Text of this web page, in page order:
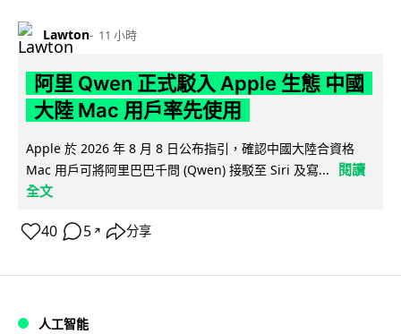
Lawton 11 小時
阿里 Qwen 正式駁入 Apple 生態 中國
大陸 Mac 用戶率先使用
Apple 於 2026 年 8 月 8 日公布指引，確認中國大陸合資格
Mac 用戶可將阿里巴巴千問 (Qwen) 接駁至 Siri 及寫...
閱讀
全文
40 5 ↗ 分享
人工智能